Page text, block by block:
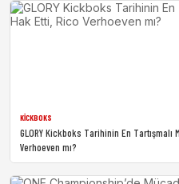
KICKBOKS
GLORY Kickboks Tarihinin En Tartışmalı
Verhoeven mı?